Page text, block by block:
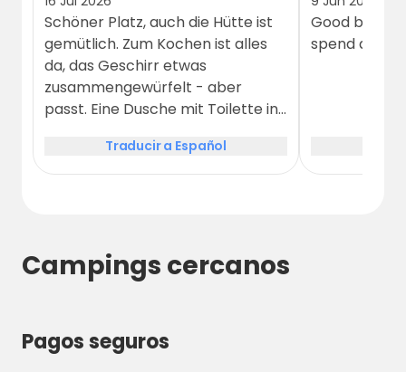
Schöner Platz, auch die Hütte ist
gemütlich. Zum Kochen ist alles
da, das Geschirr etwas
zusammengewürfelt - aber
passt. Eine Dusche mit Toilette in
wenig, da man um auf die Toilette
zu können evtl. warten muss bis
Traducir a Español
Good bed,
spend a
Campings cercanos
Pagos seguros